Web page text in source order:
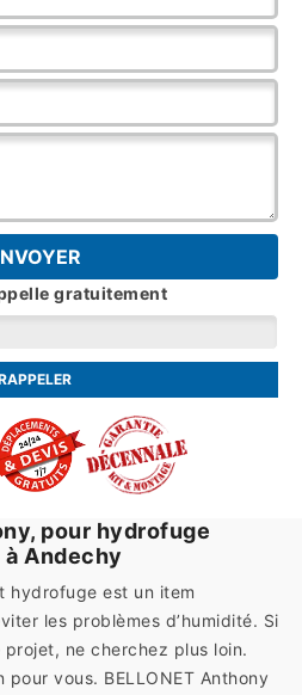
gratuitement
pour hydrofuge
Andechy
hydrofuge est un item
les problèmes d’humidité. Si
ne cherchez plus loin.
pour vous. BELLONET Anthony